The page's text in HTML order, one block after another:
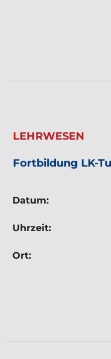
TERMIN:
LEHRWESEN
Fortbildung LK-
Datum:
Uhrzeit:
Ort: